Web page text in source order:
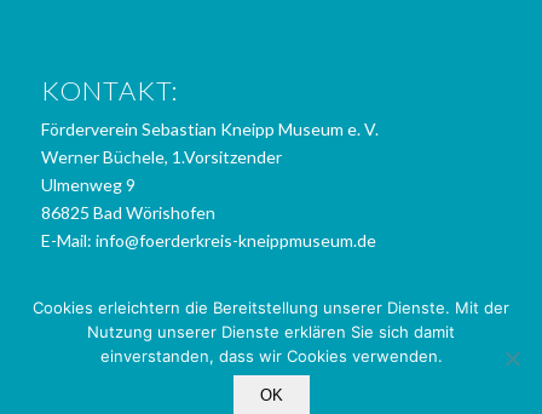
KONTAKT:
Förderverein Sebastian Kneipp Museum e. V.
Werner Büchele, 1.Vorsitzender
Ulmenweg 9
86825 Bad Wörishofen
E-Mail: info@foerderkreis-kneippmuseum.de
Cookies erleichtern die Bereitstellung unserer Dienste. Mit der
Nutzung unserer Dienste erklären Sie sich damit
einverstanden, dass wir Cookies verwenden.
OK